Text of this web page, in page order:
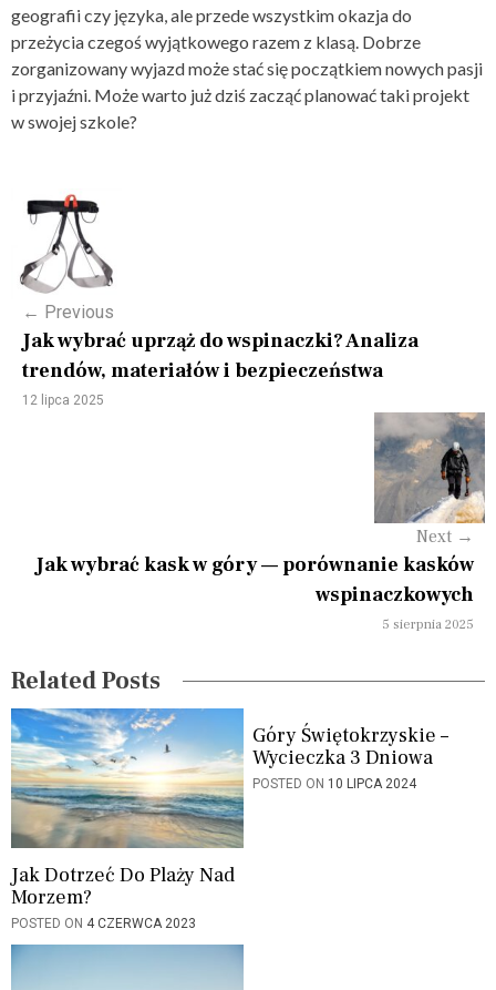
geografii czy języka, ale przede wszystkim okazja do
przeżycia czegoś wyjątkowego razem z klasą. Dobrze
zorganizowany wyjazd może stać się początkiem nowych pasji
i przyjaźni. Może warto już dziś zacząć planować taki projekt
w swojej szkole?
s
n
a
o
n
← Previous
Jak wybrać uprząż do wspinaczki? Analiza
trendów, materiałów i bezpieczeństwa
12 lipca 2025
Next →
Jak wybrać kask w góry — porównanie kasków
wspinaczkowych
5 sierpnia 2025
Related Posts
Jak Dotrzeć Do Plaży Nad
Morzem?
POSTED ON 4 CZERWCA 2023
Góry Świętokrzyskie –
Wycieczka 3 Dniowa
POSTED ON 10 LIPCA 2024